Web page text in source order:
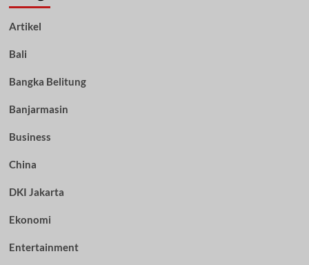
Artikel
Bali
Bangka Belitung
Banjarmasin
Business
China
DKI Jakarta
Ekonomi
Entertainment